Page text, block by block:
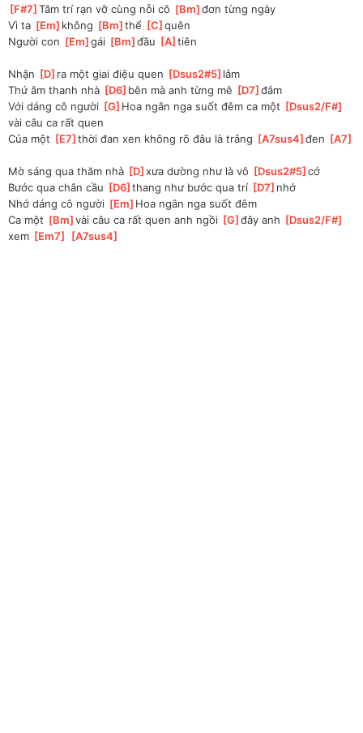
[F#7 ]
Tâm trí rạn vỡ cùng nỗi cô [Bm ]
đơn từng ngày
Vì ta [Em ]không [Bm ]thể [C ]
quên
Người con [Em ]
gái [Bm ]
đầu [A ]tiên
Nhận [D ]ra một giai điệu quen [Dsus2#5 ]lắm
Thứ âm thanh nhà [D6 ]bên mà anh từng mê [D7 ]
đắm
Với dáng cô người [G ]Hoa ngân nga suốt đêm ca một [Dsus2/F#
vài câu ca rất quen
Của một [E7 ]thời đan xen không rõ đâu là trắng [A7sus4 ]
đen [A7
Mờ sáng qua thăm nhà [D ]
xưa dường như là vô [Dsus2#5 ]
cớ
Bước qua chân cầu [D6 ]thang như bước qua trí [D7 ]nhớ
Nhớ dáng cô người [Em ]Hoa ngân nga suốt đêm
Ca một [Bm ]
vài câu ca rất quen anh ngồi [G ]
đây anh [Dsus2/F#
xem [Em7 [A7sus4